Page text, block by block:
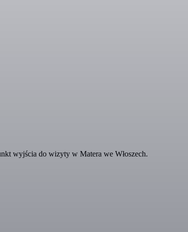
wyjścia do wizyty w Matera we Włoszech.